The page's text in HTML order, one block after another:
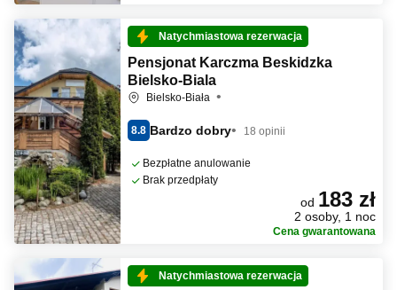
Natychmiastowa rezerwacja
Pensjonat Karczma Beskidzka
Bielsko-Biala
Bielsko-Biała
8.8 Bardzo dobry 18 opinii
Bezpłatne anulowanie
Brak przedpłaty
od 183 zł
2 osoby, 1 noc
Cena gwarantowana
Natychmiastowa rezerwacja